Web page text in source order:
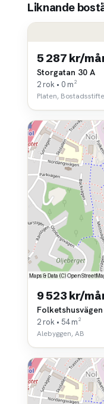
Liknande
5 287 kr/
Storgatan 30 A
2 rok • 0 m²
Platen,
9 523 kr/
2 rok • 54 m²
Alebyggen, AB